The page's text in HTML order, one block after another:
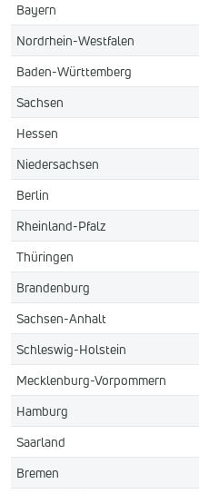
Bayern
Nordrhein-Westfalen
Baden-Württemberg
Sachsen
Hessen
Niedersachsen
Berlin
Rheinland-Pfalz
Thüringen
Brandenburg
Sachsen-Anhalt
Schleswig-Holstein
Mecklenburg-Vorpommern
Hamburg
Saarland
Bremen